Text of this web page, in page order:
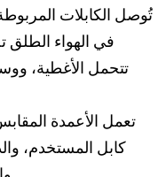
تُوصل الكابلات
في الهواء
تتحمل الأغطية،
تعمل الأعمدة
كابل المستخدم،